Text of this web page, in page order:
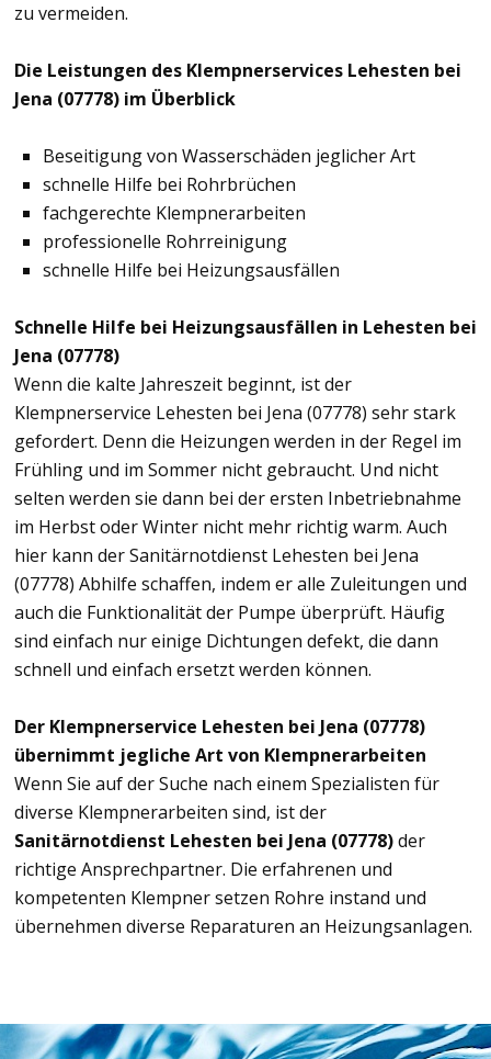
zu vermeiden.
Die Leistungen des Klempnerservices Lehesten bei
Jena (07778) im Überblick
Beseitigung von Wasserschäden jeglicher Art
schnelle Hilfe bei Rohrbrüchen
fachgerechte Klempnerarbeiten
professionelle Rohrreinigung
schnelle Hilfe bei Heizungsausfällen
Schnelle Hilfe bei Heizungsausfällen in Lehesten bei
Jena (07778)
Wenn die kalte Jahreszeit beginnt, ist der
Klempnerservice Lehesten bei Jena (07778) sehr stark
gefordert. Denn die Heizungen werden in der Regel im
Frühling und im Sommer nicht gebraucht. Und nicht
selten werden sie dann bei der ersten Inbetriebnahme
im Herbst oder Winter nicht mehr richtig warm. Auch
hier kann der Sanitärnotdienst Lehesten bei Jena
(07778) Abhilfe schaffen, indem er alle Zuleitungen und
auch die Funktionalität der Pumpe überprüft. Häufig
sind einfach nur einige Dichtungen defekt, die dann
schnell und einfach ersetzt werden können.
Der Klempnerservice Lehesten bei Jena (07778)
übernimmt jegliche Art von Klempnerarbeiten
Wenn Sie auf der Suche nach einem Spezialisten für
diverse Klempnerarbeiten sind, ist der
Sanitärnotdienst Lehesten bei Jena (07778)der
richtige Ansprechpartner. Die erfahrenen und
kompetenten Klempner setzen Rohre instand und
übernehmen diverse Reparaturen an Heizungsanlagen.